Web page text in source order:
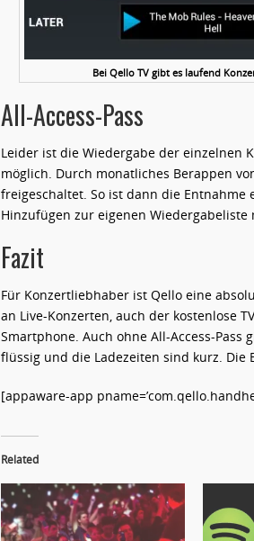
Bei Qello TV gibt es laufend
All-Access-Pass
Leider ist die Wiedergabe der einzelnen
möglich. Durch monatliches Berappen
freigeschaltet. So ist dann die Entnahme
Hinzufügen zur eigenen Wiedergabeliste
Fazit
Für Konzertliebhaber ist Qello eine
an Live-Konzerten, auch der kostenlose
Smartphone. Auch ohne All-Access-
flüssig und die Ladezeiten sind kurz.
[appaware-app
Related